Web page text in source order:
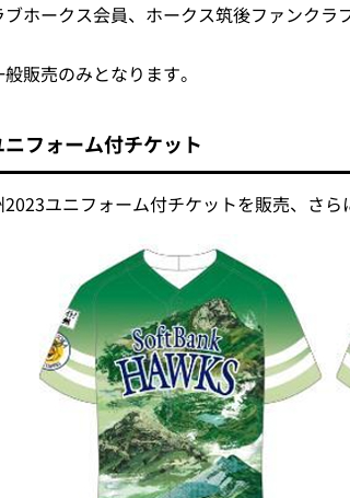
ホークス会員、ホークス筑後ファンク
販売のみとなります。
フォーム付チケット
ユニフォーム付チケットを販売、さ